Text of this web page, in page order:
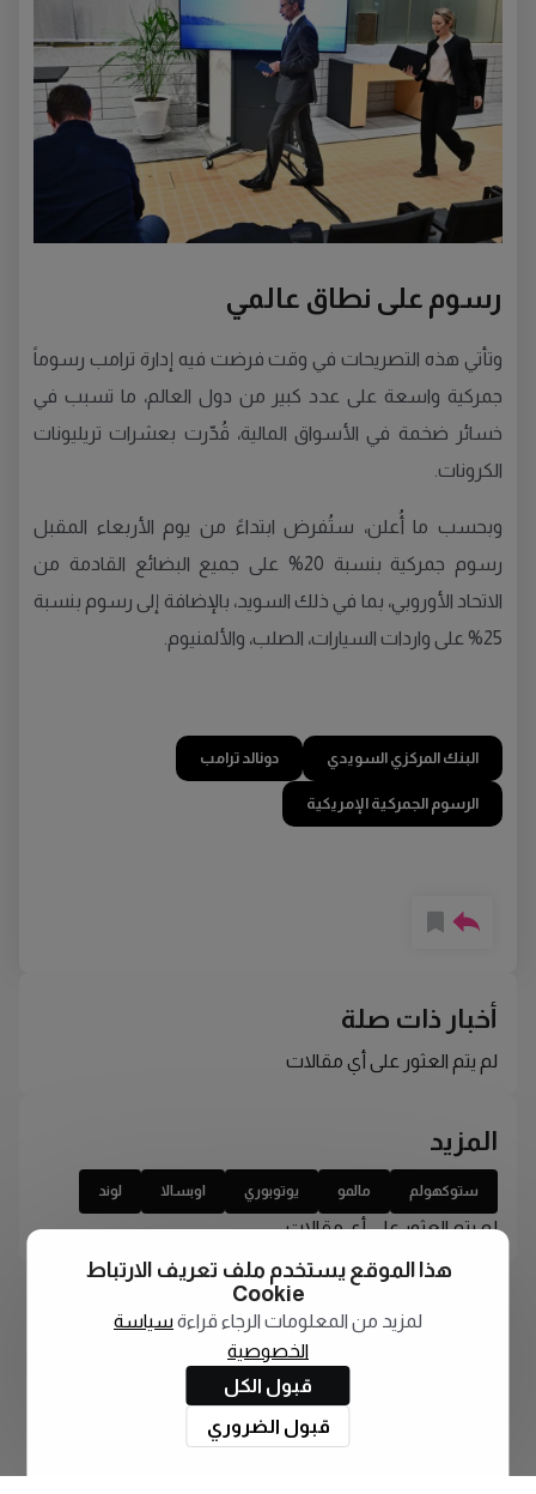
رسوم على نطاق عالمي
وتأتي هذه التصريحات في وقت فرضت فيه إدارة ترامب رسوماً
جمركية واسعة على عدد كبير من دول العالم، ما تسبب في
خسائر ضخمة في الأسواق المالية، قُدّرت بعشرات تريليونات
الكرونات.
وبحسب ما أُعلن، ستُفرض ابتداءً من يوم الأربعاء المقبل
رسوم جمركية بنسبة 20% على جميع البضائع القادمة من
الاتحاد الأوروبي، بما في ذلك السويد، بالإضافة إلى رسوم بنسبة
25% على واردات السيارات، الصلب، والألمنيوم.
البنك المركزي السويدي دونالد ترامب
الرسوم الجمركية الإمريكية
أخبار ذات صلة
لم يتم العثور على أي مقالات
المزيد
ستوكهولم مالمو يوتوبوري اوبسالا لوند
لم يتم العثور على أي مقالات
هذا الموقع يستخدم ملف تعريف الارتباط
Cookie
لمزيد من المعلومات الرجاء قراءة سياسة
الخصوصية
قبول الكل
قبول الضروري